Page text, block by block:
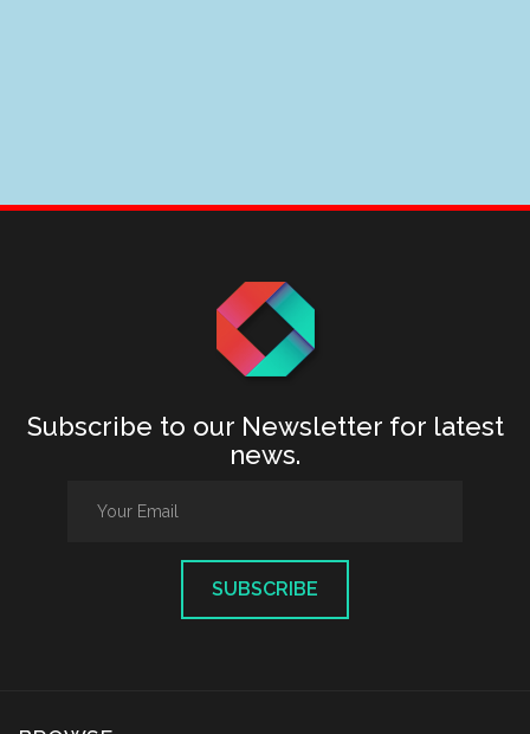
Subscribe to our Newsletter for latest
news.
SUBSCRIBE